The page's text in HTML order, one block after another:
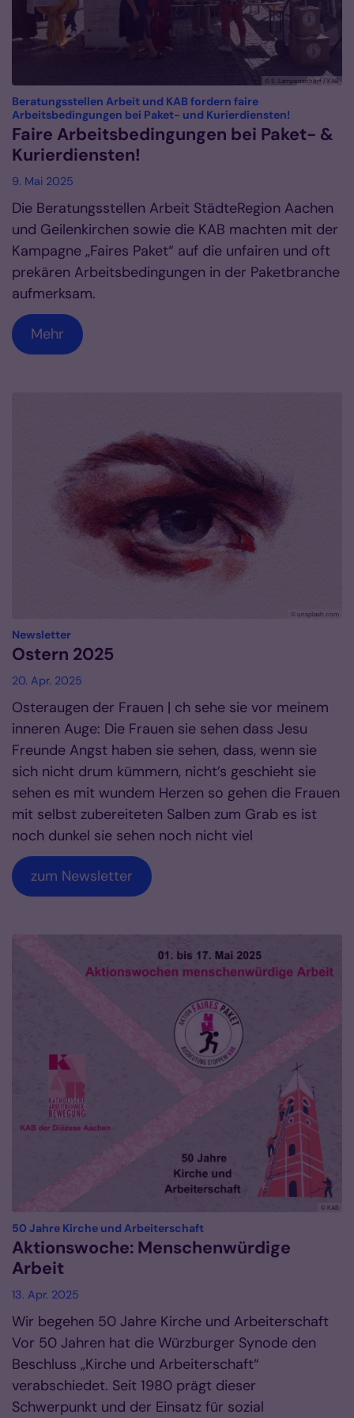
© S. Lampenscherf / KAB
Beratungsstellen Arbeit und KAB fordern faire
Arbeitsbedingungen bei Paket- und Kurierdiensten!
Faire Arbeitsbedingungen bei Paket- &
Kurierdiensten!
9. Mai 2025
Die Beratungsstellen Arbeit StädteRegion Aachen
und Geilenkirchen sowie die KAB machten mit der
Kampagne „Faires Paket“ auf die unfairen und oft
prekären Arbeitsbedingungen in der Paketbranche
aufmerksam.
Mehr
© unsplash.com
Newsletter:
Ostern 2025
20. Apr. 2025
Osteraugen der Frauen | ch sehe sie vor meinem
inneren Auge: Die Frauen sie sehen dass Jesu
Freunde Angst haben sie sehen, dass, wenn sie
sich nicht drum kümmern, nicht’s geschieht sie
sehen es mit wundem Herzen so gehen die Frauen
mit selbst zubereiteten Salben zum Grab es ist
noch dunkel sie sehen noch nicht viel
zum Newsletter
© KAB
50 Jahre Kirche und Arbeiterschaft:
Aktionswoche: Menschenwürdige
Arbeit
13. Apr. 2025
Wir begehen 50 Jahre Kirche und Arbeiterschaft
Vor 50 Jahren hat die Würzburger Synode den
Beschluss „Kirche und Arbeiterschaft“
verabschiedet. Seit 1980 prägt dieser
Schwerpunkt und der Einsatz für sozial